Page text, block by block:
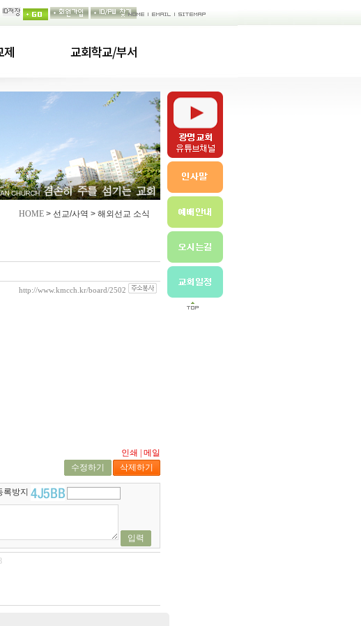
제 교회학교/부서
HOME > 선교/사역 > 해외선교 소식
http://www.kmcch.kr/board/2502
인쇄
메일
수정하기 삭제하기
록방지
입력